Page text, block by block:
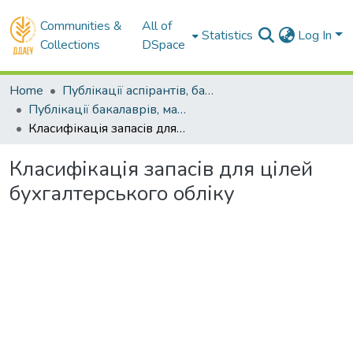
Communities &
Collections
All of
DSpace
Statistics Log In
Home
Публікації аспірантів, бакалаврів, магістрів
Публікації бакалаврів, магістрів
Класифікація запасів для цілей бухгалтерського обліку
Класифікація запасів для цілей
бухгалтерського обліку